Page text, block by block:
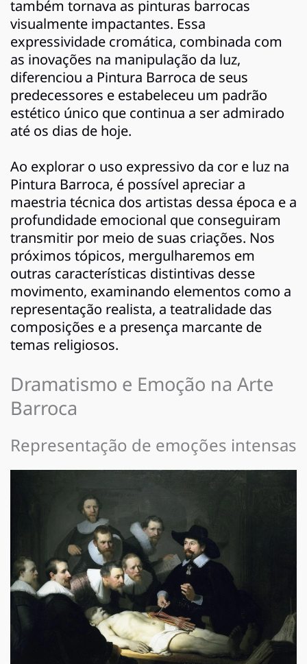
também tornava as pinturas barrocas
visualmente impactantes. Essa
expressividade cromática, combinada com
as inovações na manipulação da luz,
diferenciou a Pintura Barroca de seus
predecessores e estabeleceu um padrão
estético único que continua a ser admirado
até os dias de hoje.
Ao explorar o uso expressivo da cor e luz na
Pintura Barroca, é possível apreciar a
maestria técnica dos artistas dessa época e a
profundidade emocional que conseguiram
transmitir por meio de suas criações. Nos
próximos tópicos, mergulharemos em
outras características distintivas desse
movimento, examinando elementos como a
representação realista, a teatralidade das
composições e a presença marcante de
temas religiosos.
Dramatismo e Emoção na Arte
Barroca
Representação de emoções intensas